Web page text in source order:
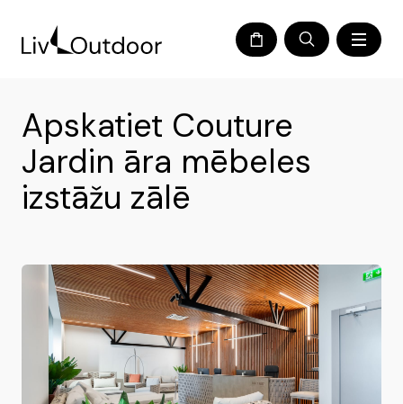
Apskatiet Couture
Jardin āra mēbeles
izstāžu zālē